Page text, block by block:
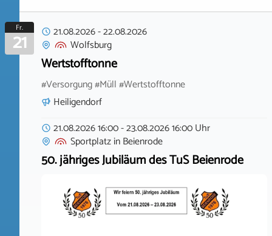
Fr.
21 21.08.2026-22.08.2026
Wolfsburg
Wertstofftonne
#Versorgung #Müll #Wertstofftonne
Heiligendorf
21.08.2026 16:00 - 23.08.2026 16:00 Uhr
SportplatzinBeienrode
50. jähriges Jubiläum des TuS Beienrode